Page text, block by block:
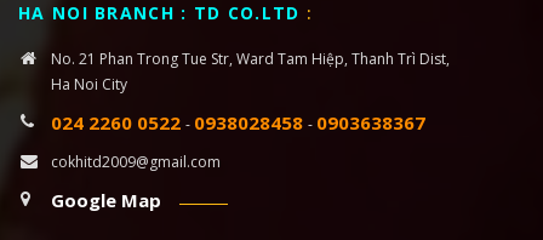
HA NOI BRANCH : TD CO.LTD :
No. 21 Phan Trong Tue Str, Ward Tam Hiệp, Thanh Trì Dist,
Ha Noi City
024 2260 0522 - 0938028458 - 0903638367
cokhitd2009@gmail.com
Google Map